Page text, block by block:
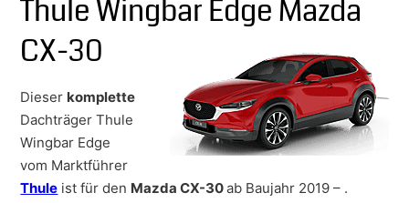
Thule Wingbar Edge Mazda
CX-30
Dieser komplette
Dachträger Thule
Wingbar Edge
vom Marktführer
Thule ist für den Mazda CX-30ab Baujahr 2019 – .